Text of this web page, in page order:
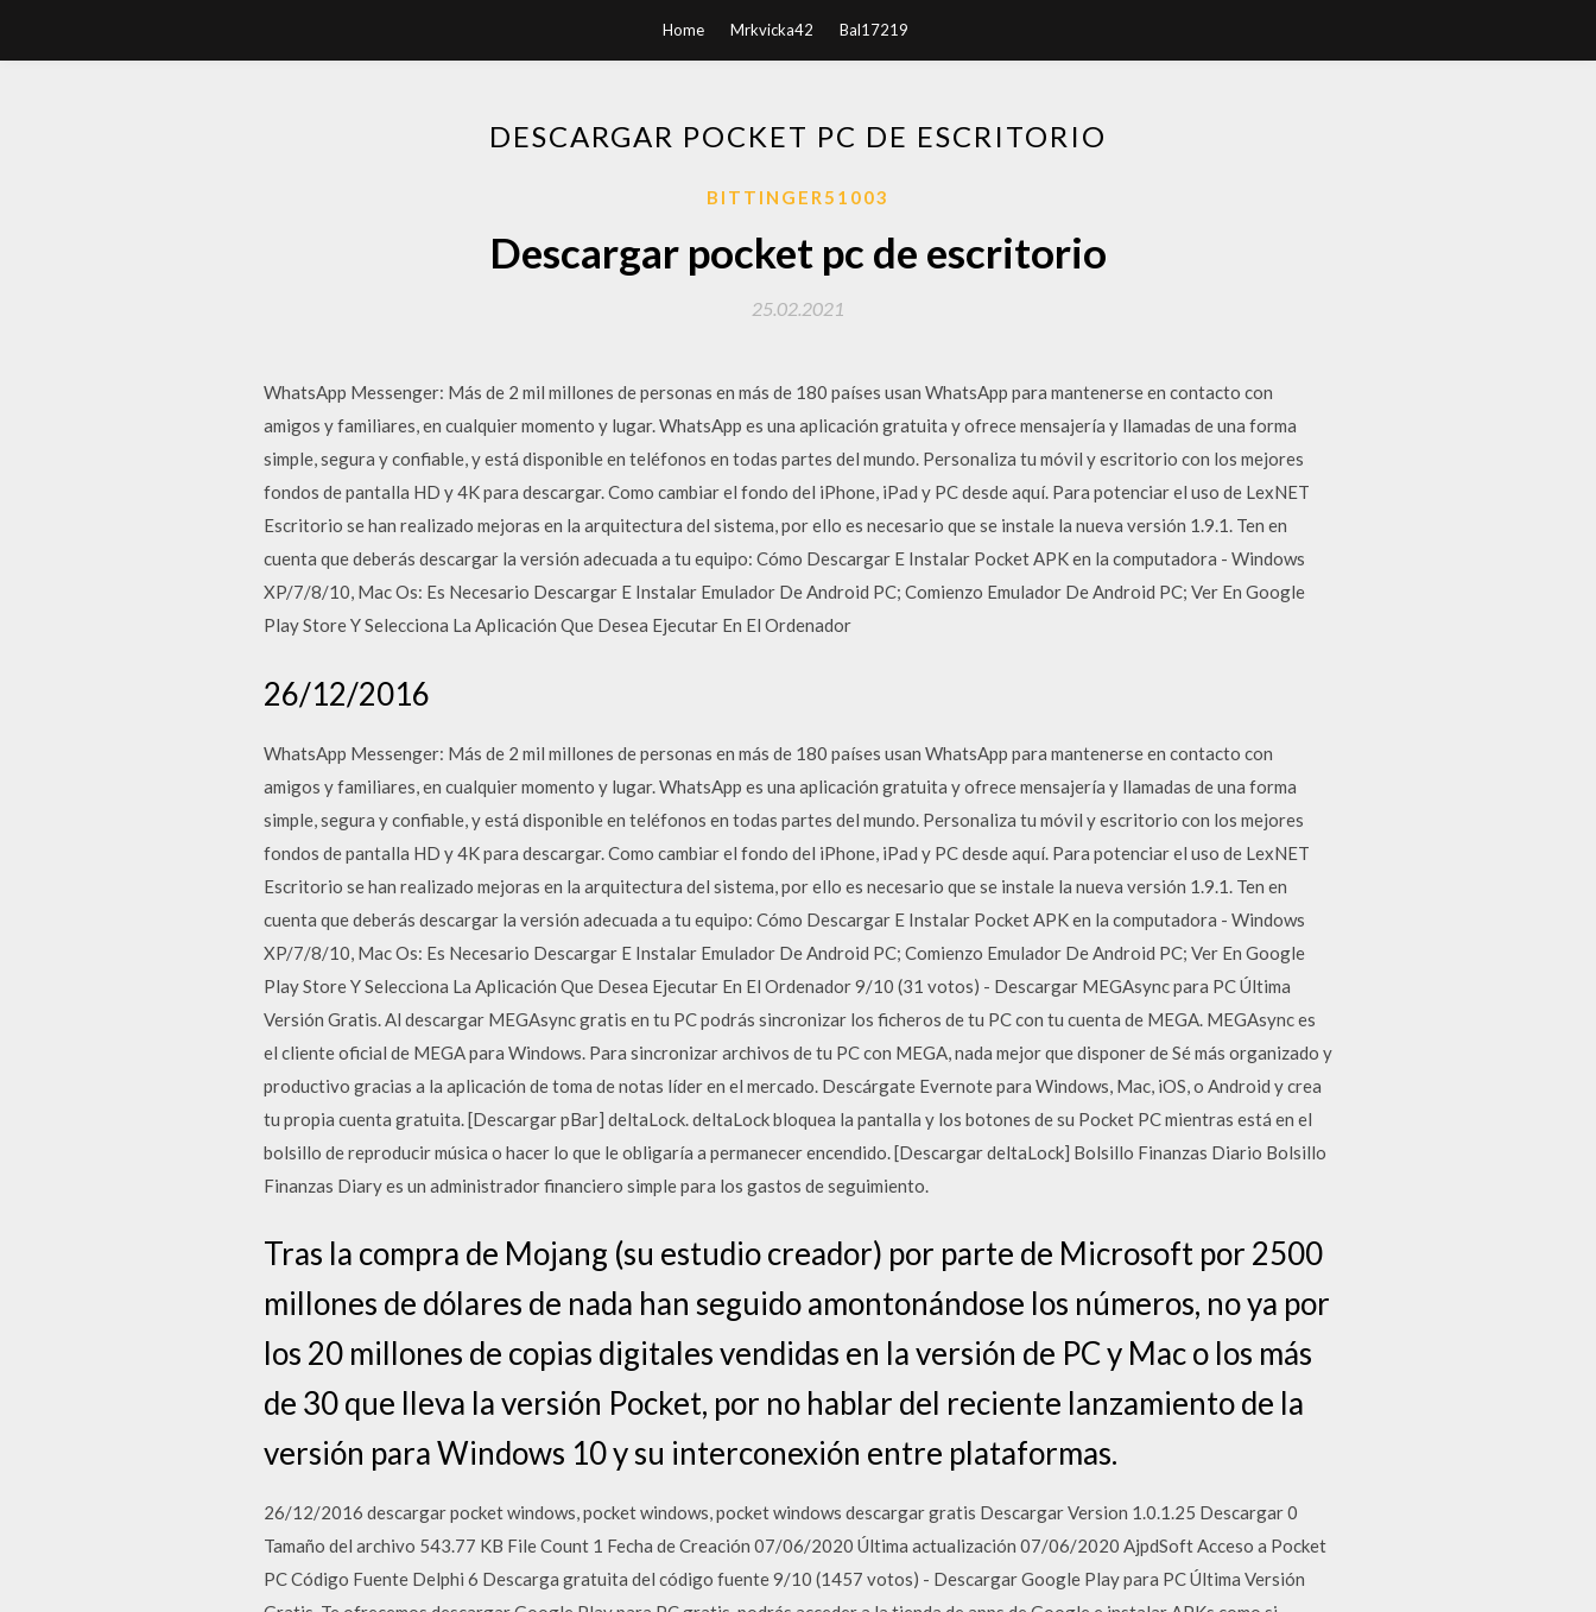
Home Mrkvicka42 Bal17219
DESCARGAR POCKET PC DE ESCRITORIO
BITTINGER51003
Descargar pocket pc de escritorio
25.02.2021
WhatsApp Messenger: Más de 2 mil millones de personas en más de 180 países usan WhatsApp para mantenerse en contacto con
amigos y familiares, en cualquier momento y lugar. WhatsApp es una aplicación gratuita y ofrece mensajería y llamadas de una forma
simple, segura y confiable, y está disponible en teléfonos en todas partes del mundo. Personaliza tu móvil y escritorio con los mejores
fondos de pantalla HD y 4K para descargar. Como cambiar el fondo del iPhone, iPad y PC desde aquí. Para potenciar el uso de LexNET
Escritorio se han realizado mejoras en la arquitectura del sistema, por ello es necesario que se instale la nueva versión 1.9.1. Ten en
cuenta que deberás descargar la versión adecuada a tu equipo: Cómo Descargar E Instalar Pocket APK en la computadora - Windows
XP/7/8/10, Mac Os: Es Necesario Descargar E Instalar Emulador De Android PC; Comienzo Emulador De Android PC; Ver En Google
Play Store Y Selecciona La Aplicación Que Desea Ejecutar En El Ordenador
26/12/2016
WhatsApp Messenger: Más de 2 mil millones de personas en más de 180 países usan WhatsApp para mantenerse en contacto con
amigos y familiares, en cualquier momento y lugar. WhatsApp es una aplicación gratuita y ofrece mensajería y llamadas de una forma
simple, segura y confiable, y está disponible en teléfonos en todas partes del mundo. Personaliza tu móvil y escritorio con los mejores
fondos de pantalla HD y 4K para descargar. Como cambiar el fondo del iPhone, iPad y PC desde aquí. Para potenciar el uso de LexNET
Escritorio se han realizado mejoras en la arquitectura del sistema, por ello es necesario que se instale la nueva versión 1.9.1. Ten en
cuenta que deberás descargar la versión adecuada a tu equipo: Cómo Descargar E Instalar Pocket APK en la computadora - Windows
XP/7/8/10, Mac Os: Es Necesario Descargar E Instalar Emulador De Android PC; Comienzo Emulador De Android PC; Ver En Google
Play Store Y Selecciona La Aplicación Que Desea Ejecutar En El Ordenador 9/10 (31 votos) - Descargar MEGAsync para PC Última
Versión Gratis. Al descargar MEGAsync gratis en tu PC podrás sincronizar los ficheros de tu PC con tu cuenta de MEGA. MEGAsync es
el cliente oficial de MEGA para Windows. Para sincronizar archivos de tu PC con MEGA, nada mejor que disponer de Sé más organizado y
productivo gracias a la aplicación de toma de notas líder en el mercado. Descárgate Evernote para Windows, Mac, iOS, o Android y crea
tu propia cuenta gratuita. [Descargar pBar] deltaLock. deltaLock bloquea la pantalla y los botones de su Pocket PC mientras está en el
bolsillo de reproducir música o hacer lo que le obligaría a permanecer encendido. [Descargar deltaLock] Bolsillo Finanzas Diario Bolsillo
Finanzas Diary es un administrador financiero simple para los gastos de seguimiento.
Tras la compra de Mojang (su estudio creador) por parte de Microsoft por 2500
millones de dólares de nada han seguido amontonándose los números, no ya por
los 20 millones de copias digitales vendidas en la versión de PC y Mac o los más
de 30 que lleva la versión Pocket, por no hablar del reciente lanzamiento de la
versión para Windows 10 y su interconexión entre plataformas.
26/12/2016 descargar pocket windows, pocket windows, pocket windows descargar gratis Descargar Version 1.0.1.25 Descargar 0
Tamaño del archivo 543.77 KB File Count 1 Fecha de Creación 07/06/2020 Última actualización 07/06/2020 AjpdSoft Acceso a Pocket
PC Código Fuente Delphi 6 Descarga gratuita del código fuente 9/10 (1457 votos) - Descargar Google Play para PC Última Versión